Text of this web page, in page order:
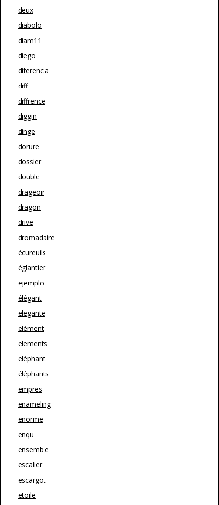
deux
diabolo
diam11
diego
diferencia
diff
diffrence
diggin
dinge
dorure
dossier
double
drageoir
dragon
drive
dromadaire
écureuils
églantier
ejemplo
élégant
elegante
elément
elements
eléphant
éléphants
empres
enameling
enorme
enqu
ensemble
escalier
escargot
etoile